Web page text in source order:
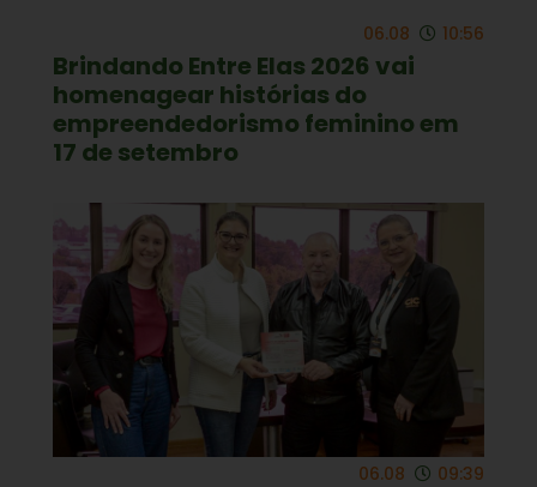
06.08 10:56
Brindando Entre Elas 2026 vai
homenagear histórias do
empreendedorismo feminino em
17 de setembro
06.08 09:39